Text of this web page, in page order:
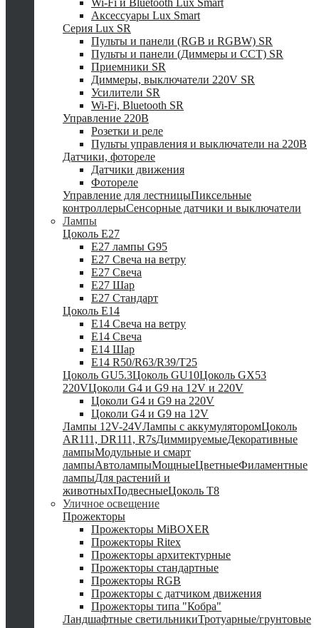
Wi-Fi и Bluetooth Lux Smart
Аксессуары Lux Smart
Серия Lux SR
Пульты и панели (RGB и RGBW) SR
Пульты и панели (Диммеры и CCT) SR
Приемники SR
Диммеры, выключатели 220V SR
Усилители SR
Wi-Fi, Bluetooth SR
Управление 220В
Розетки и реле
Пульты управления и выключатели на 220В
Датчики, фотореле
Датчики движения
Фотореле
Управление для лестницыПиксельные
контроллерыСенсорные датчики и выключатели
Лампы
Цоколь Е27
E27 лампы G95
E27 Свеча на ветру
E27 Свеча
E27 Шар
E27 Стандарт
Цоколь Е14
E14 Свеча на ветру
E14 Свеча
E14 Шар
E14 R50/R63/R39/T25
Цоколь GU5.3Цоколь GU10Цоколь GX53
220VЦоколи G4 и G9 на 12V и 220V
Цоколи G4 и G9 на 220V
Цоколи G4 и G9 на 12V
Лампы 12V-24VЛампы с аккумуляторомЦоколь
AR111, DR111, R7sДиммируемыеДекоративные
лампыМодульные и смарт
лампыАвтолампыМощныеЦветныеФиламентные
лампыДля растений и
животныхПодвесныеЦоколь T8
Уличное освещение
Прожекторы
Прожекторы MiBOXER
Прожекторы Ritex
Прожекторы архитектурные
Прожекторы стандартные
Прожекторы RGB
Прожекторы с датчиком движения
Прожекторы типа "Кобра"
Ландшафтные светильникиТротуарные/грунтовые